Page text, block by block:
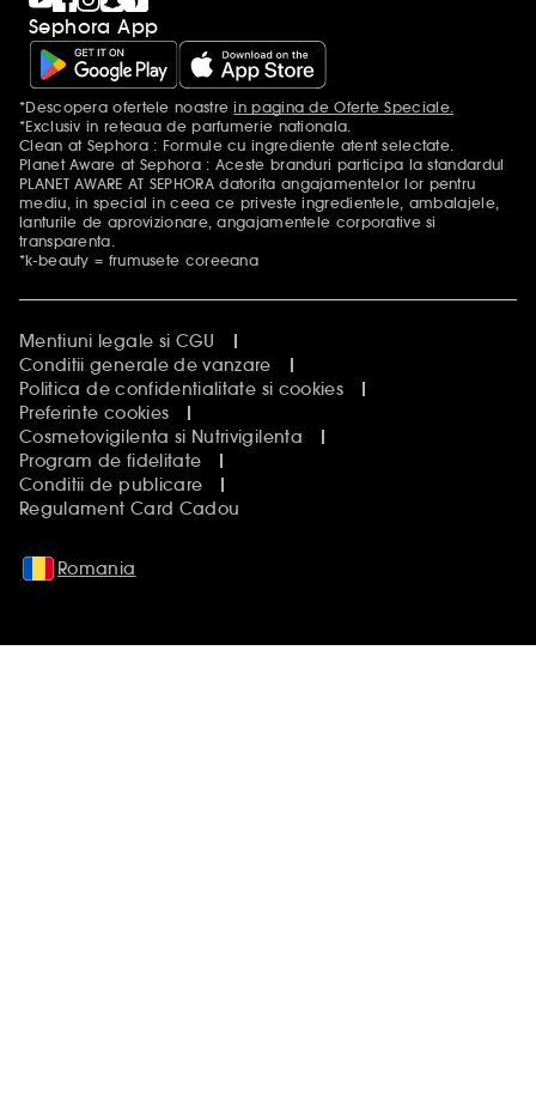
Sephora App
Mentiuni aditionale
*Descopera ofertele noastrein pagina de Oferte Speciale.
*Exclusiv in reteaua de parfumerie nationala.
Clean at Sephora : Formule cu ingrediente atent selectate.
Planet Aware at Sephora : Aceste branduri participa la standardul
PLANET AWARE AT SEPHORA datorita angajamentelor lor pentru
mediu, in special in ceea ce priveste ingredientele, ambalajele,
lanturile de aprovizionare, angajamentele corporative si
transparenta.
*k-beauty = frumusete coreeana
Mentiuni legale si CGU
Conditii generale de vanzare
Politica de confidentialitate si cookies
Preferinte cookies
Cosmetovigilenta si Nutrivigilenta
Program de fidelitate
Conditii de publicare
Regulament Card Cadou
Romania